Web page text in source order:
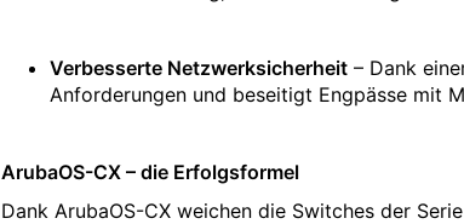
Verbesserte Netzwerksicherheit – Dank
Anforderungen und beseitigt Engpässe mit
ArubaOS-CX – die Erfolgsformel
Dank ArubaOS-CX weichen die Switches der